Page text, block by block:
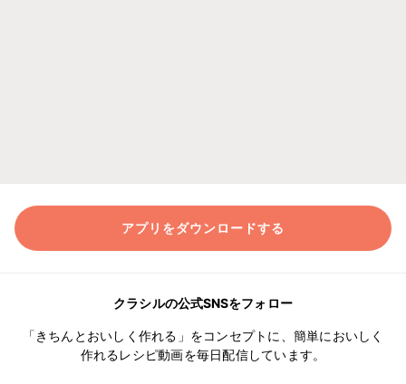
アプリをダウンロードする
クラシルの公式SNSをフォロー
「きちんとおいしく作れる」をコンセプトに、簡単においしく
作れるレシピ動画を毎日配信しています。